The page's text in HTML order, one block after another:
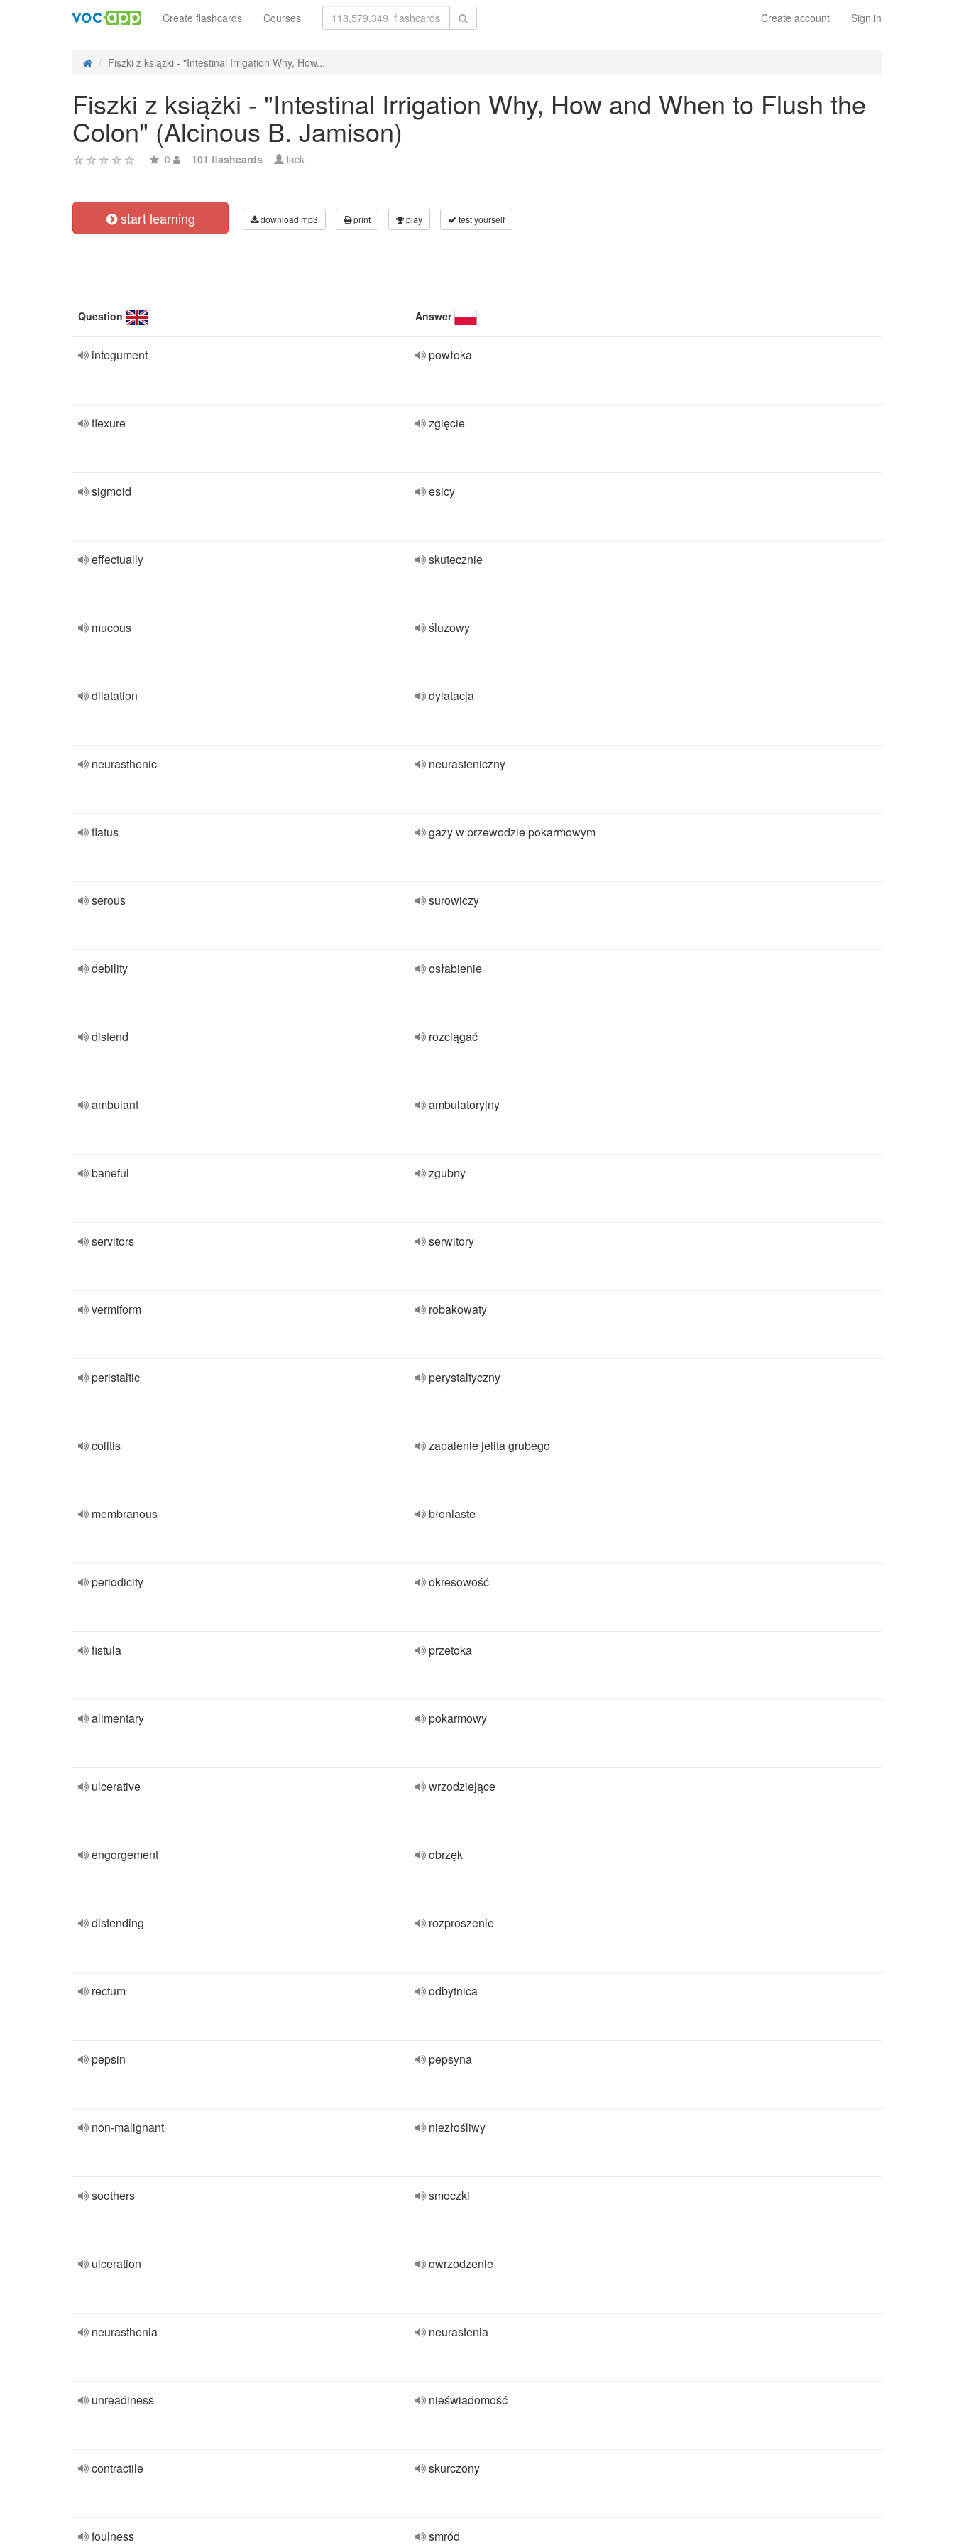
Create account Sign in
Create flashcards Courses
Fiszki z książki - "Intestinal Irrigation Why, How...
Fiszki z książki - "Intestinal Irrigation Why, How and When to Flush the
Colon" (Alcinous B. Jamison)
0 101 flashcards lack
start learning download mp3 print play test yourself
Question Answer
integument powłoka
flexure zgięcie
sigmoid esicy
effectually skutecznie
mucous śluzowy
dilatation dylatacja
neurasthenic neurasteniczny
flatus gazy w przewodzie pokarmowym
serous surowiczy
debility osłabienie
distend rozciągać
ambulant ambulatoryjny
baneful zgubny
servitors serwitory
vermiform robakowaty
peristaltic perystaltyczny
colitis zapalenie jelita grubego
membranous błoniaste
periodicity okresowość
fistula przetoka
alimentary pokarmowy
ulcerative wrzodziejące
engorgement obrzęk
distending rozproszenie
rectum odbytnica
pepsin pepsyna
non-malignant niezłośliwy
soothers smoczki
ulceration owrzodzenie
neurasthenia neurastenia
unreadiness nieświadomość
contractile skurczony
foulness smród